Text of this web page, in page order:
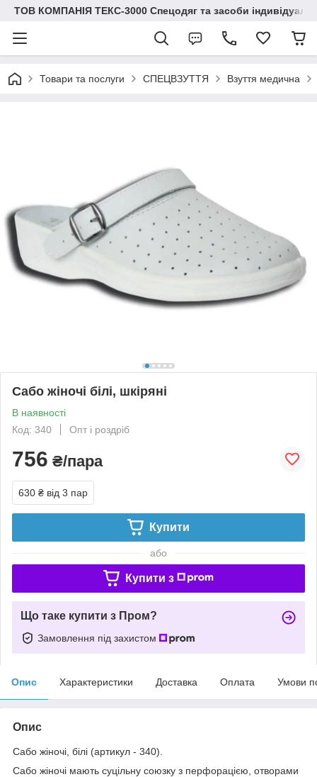
ТОВ КОМПАНІЯ ТЕКС-3000 Спецодяг та засоби
Товари та послуги СПЕЦВЗУТТЯ Взуття медична
Сабо жіночі білі, шкіряні
В наявності
Код: 340
Опт і роздріб
756 ₴/пара
630 ₴ від 3 пар
Купити
або
Купити з
Що таке купити з Пром?
Замовлення під захистом
Опис Характеристики Доставка Оплата Умови
Опис
Сабо жіночі, білі (артикул - 340).
Сабо жіночі мають суцільну союзку з перфорацією, отворами